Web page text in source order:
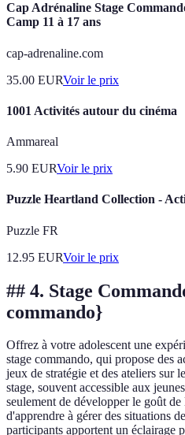
Cap Adrénaline Stage
Camp 11 à 17 ans
cap-adrenaline.com
35.00 EURVoir le prix
1001 Activités autour du cinéma
Ammareal
5.90 EURVoir le prix
Puzzle Heartland Collection -
Puzzle FR
12.95 EURVoir le prix
## 4. Stage
commando}
Offrez à votre adolescent une
stage commando, qui propose des
jeux de stratégie et des ateliers sur
stage, souvent accessible aux
seulement de développer le goût
d'apprendre à gérer des situations
participants apportent un éclairage